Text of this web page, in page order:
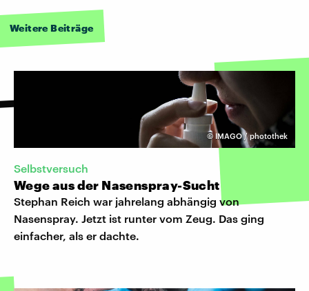
Weitere Beiträge
© IMAGO / photothek
Selbstversuch
Wege aus der Nasenspray-Sucht
Stephan Reich war jahrelang abhängig von
Nasenspray. Jetzt ist runter vom Zeug. Das ging
einfacher, als er dachte.